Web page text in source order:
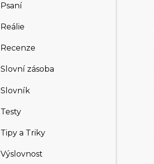
Psaní
Reálie
Recenze
Slovní zásoba
Slovník
Testy
Tipy a Triky
Výslovnost